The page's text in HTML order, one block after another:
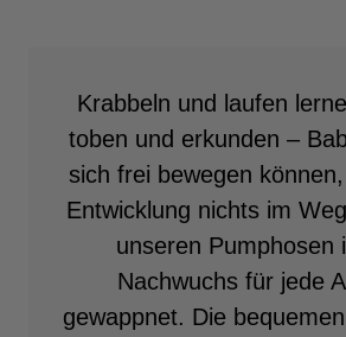
Krabbeln und laufen
toben und erkunden –
sich frei bewegen
Entwicklung nichts im
unseren Pumphosen
Nachwuchs für jede
gewappnet. Die